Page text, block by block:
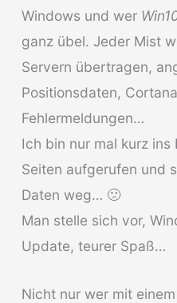
Windows und wer
ganz übel. Jeder Mist
Servern übertragen,
Positionsdaten,
Fehlermeldungen…
Ich bin nur mal kurz
Seiten aufgerufen und
Daten weg… 🙁
Man stelle sich vor,
Update, teurer Spaß…
Nicht nur wer mit